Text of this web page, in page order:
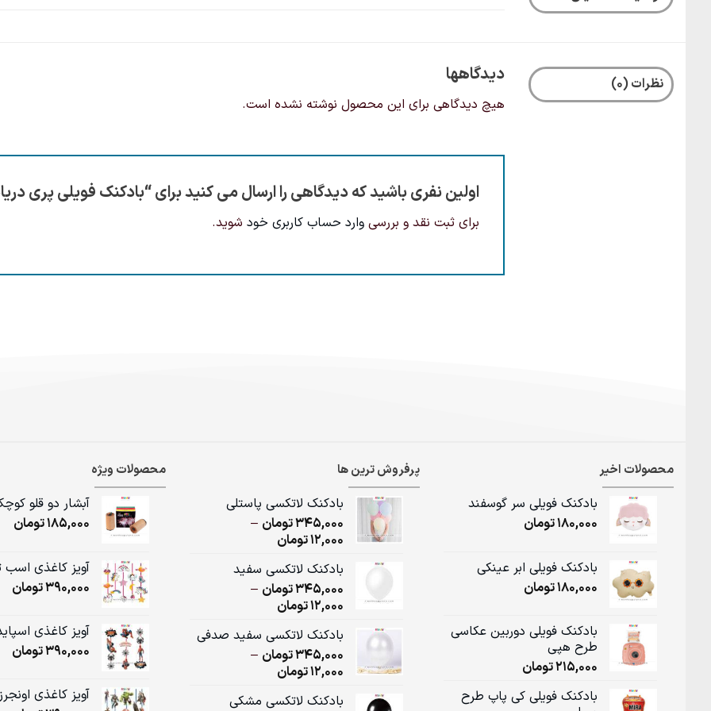
نظرات (0) دیدگاهها
هیچ دیدگاهی برای این محصول نوشته نشده است.
اولین نفری باشید که دیدگاهی را ارسال می کنید برای “بادکنک فویلی پری
برای ثبت نقد و بررسیوارد حساب کاربری خود شوید.
محصولات اخیر
بادکنک فویلی سر گوسفند
180,000تومان
بادکنک فویلی ابر عینکی
180,000تومان
بادکنک فویلی دوربین عکاسی
طرح هپی
215,000تومان
بادکنک فویلی کی پاپ طرح
پرفروش ترین ها
بادکنک لاتکسی پاستلی
345,000تومان –
12,000تومانPrice
12,000تومان
through
345,000تومان
بادکنک لاتکسی سفید
345,000تومان –
12,000تومانPrice
12,000تومان
through
345,000تومان
بادکنک لاتکسی سفید صدفی
345,000تومان –
12,000تومانPrice
12,000تومان
بادکنک لاتکسی مشکی
محصولات ویژه
آبشار دو قلو
185,000تومان
آویز کاغذی
390,000تومان
آویز کاغذی
390,000تومان
آویز کاغذی